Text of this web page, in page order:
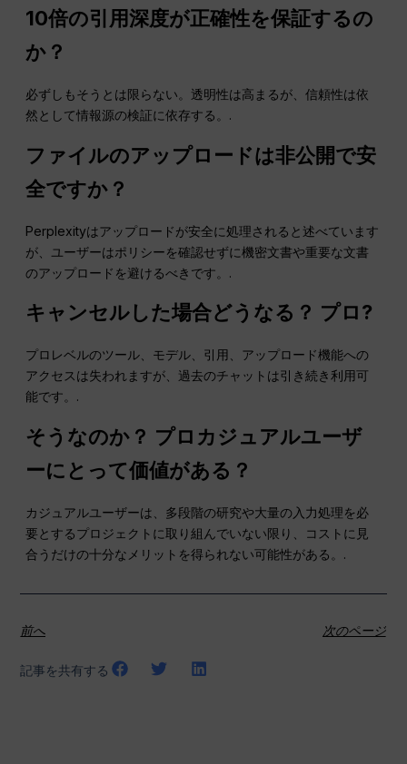
10倍の引用深度が正確性を保証するの
か？
必ずしもそうとは限らない。透明性は高まるが、信頼性は依
然として情報源の検証に依存する。.
ファイルのアップロードは非公開で安
全ですか？
Perplexityはアップロードが安全に処理されると述べています
が、ユーザーはポリシーを確認せずに機密文書や重要な文書
のアップロードを避けるべきです。.
キャンセルした場合どうなる？ プロ?
プロレベルのツール、モデル、引用、アップロード機能への
アクセスは失われますが、過去のチャットは引き続き利用可
能です。.
そうなのか？ プロ カジュアルユーザ
ーにとって価値がある？
カジュアルユーザーは、多段階の研究や大量の入力処理を必
要とするプロジェクトに取り組んでいない限り、コストに見
合うだけの十分なメリットを得られない可能性がある。.
前へ 次のページ
記事を共有する